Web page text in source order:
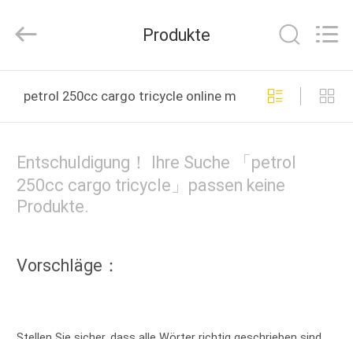
ÜBER
UNS
FABRIK-
Motorcycle
Rights
Produkte
petrol 250cc cargo tricycle online manufacture
Entschuldigung！ Ihre Suche 「petrol
250cc cargo tricycle」passen keine
Produkte.
Vorschläge：